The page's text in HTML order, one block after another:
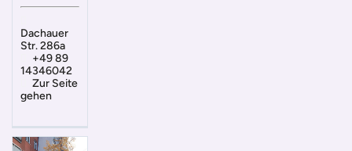
Dachauer
Str. 286a
+49 89
14346042
Zur Seite
gehen